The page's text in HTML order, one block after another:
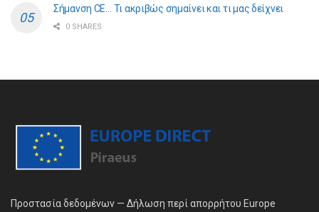
Σήμανση CE… Τι ακριβώς σημαίνει και τι μας δείχνει
0 SHARES
Προστασία δεδομένων — Δήλωση περί απορρήτου Europe